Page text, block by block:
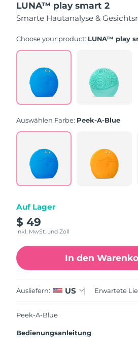
5
Sternen,
Durchschnittswert
Bewertung.
232
Link
derselben
Seite.
LUNA™ play smart 2
Smarte Hautanalyse &
Choose your product: LUNA™ play
Auswählen Farbe: Peek-A-Blue
Auf Lager
$ 49
Inkl. MwSt. und Zoll
In den
Ausliefern: US Erwartete
Peek-A-Blue
Bedienungsanleitung